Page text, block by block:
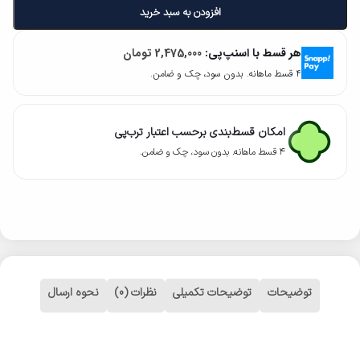
افزودن به سبد خرید
هر قسط با اسنپ‌پی: 2,475,000 تومان
۴ قسط ماهانه. بدون سود، چک و ضامن.
امکان قسط‌بندی برحسب اعتبار ترب‌پی
۴ قسط ماهانه. بدون سود، چک و ضامن.
توضیحات توضیحات تکمیلی نظرات (0) نحوه ارسال